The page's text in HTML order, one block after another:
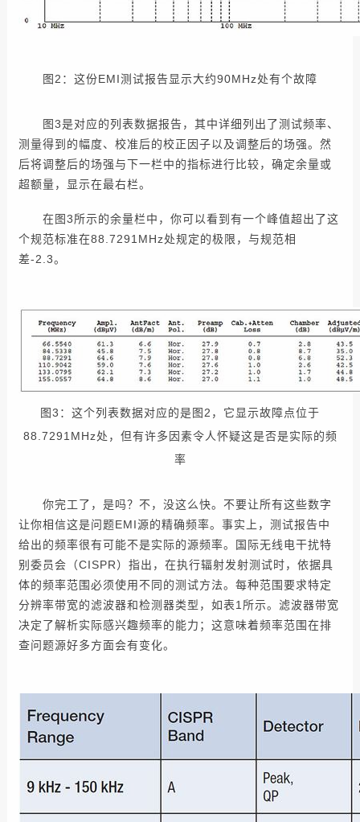
图2：这份EMI测试报告显示大约90MHz处有个故障
图3是对应的列表数据报告，其中详细列出了测试频率、
测量得到的幅度、校准后的校正因子以及调整后的场强。然
后将调整后的场强与下一栏中的指标进行比较，确定余量或
超额量，显示在最右栏。
在图3所示的余量栏中，你可以看到有一个峰值超出了这
个规范标准在88.7291MHz处规定的极限，与规范相
差-2.3。
图3：这个列表数据对应的是图2，它显示故障点位于
88.7291MHz处，但有许多因素令人怀疑这是否是实际的频
率
你完工了，是吗？不，没这么快。不要让所有这些数字
让你相信这是问题EMI源的精确频率。事实上，测试报告中
给出的频率很有可能不是实际的源频率。国际无线电干扰特
别委员会（CISPR）指出，在执行辐射发射测试时，依据具
体的频率范围必须使用不同的测试方法。每种范围要求特定
分辨率带宽的滤波器和检测器类型，如表1所示。滤波器带宽
决定了解析实际感兴趣频率的能力；这意味着频率范围在排
查问题源好多方面会有变化。